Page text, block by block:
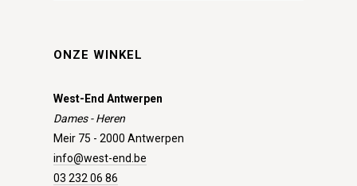
ONZE WINKEL
West-End Antwerpen
Dames - Heren
Meir 75 - 2000 Antwerpen
info@west-end.be
03 232 06 86